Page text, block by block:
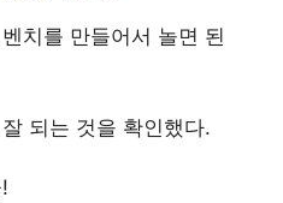
치를 만들어서 놀면 된
되는 것을 확인했다.